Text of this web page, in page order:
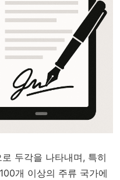
두각을 나타내며, 특히
개 이상의 주류 국가에